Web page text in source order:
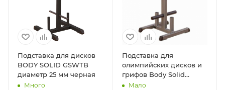
Подставка для дисков
BODY SOLID GSWTB
диаметр 25 мм черная
Много
Подставка для
олимпийских дисков и
грифов Body Solid
GOWT
Мало